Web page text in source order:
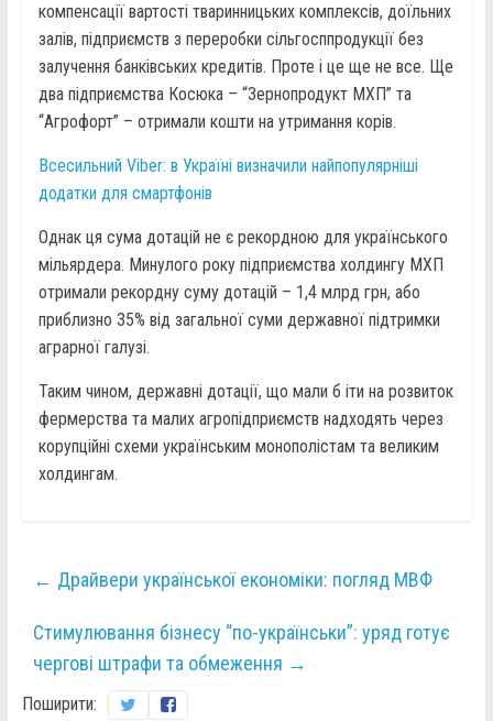
компенсації вартості тваринницьких комплексів, доїльних
залів, підприємств з переробки сільгосппродукції без
залучення банківських кредитів. Проте і це ще не все. Ще
два підприємства Косюка – “Зернопродукт МХП” та
“Агрофорт” – отримали кошти на утримання корів.
Всесильний Viber: в Україні визначили найпопулярніші
додатки для смартфонів
Однак ця сума дотацій не є рекордною для українського
мільярдера. Минулого року підприємства холдингу МХП
отримали рекордну суму дотацій – 1,4 млрд грн, або
приблизно 35% від загальної суми державної підтримки
аграрної галузі.
Таким чином, державні дотації, що мали б іти на розвиток
фермерства та малих агропідприємств надходять через
корупційні схеми українським монополістам та великим
холдингам.
← Драйвери української економіки: погляд МВФ
Стимулювання бізнесу “по-українськи”: уряд готує
чергові штрафи та обмеження →
Поширити: